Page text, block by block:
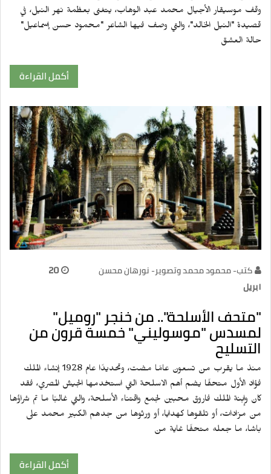
وقف موسيقار الأجيال محمد عبد الوهاب، يتغنى بعظمة نهر النيل، في
قصيدة "النيل الخالد"، والتي وصف فيها الشاعر "محمود حسن إسماعيل"
حالة العشق
أكمل القراءة
كتب- محمود محمد وتصوير- نورهان محسن
20
ابريل
"متحف الأسلحة".. من خنجر "روميل"
لمسدس "موسوليني" خمسة قرون من
التسليح
منذ ما يقرب من تسعون عامًا مضت، وتحديدًا عام 1928 إنشاء الملك
فؤاد الأول متحفًا يضم أهم الاسلحة التي استخدمها الجيش المصري، فقد
كان وإبنة الملك فاروق محبين لجمع واقتناء الأسلحة، والتي غالبًا ما تم شراؤها
من مزادات، أو تلقوها كهدايا، أو ورثوها من جدهم الكبير محمد على
باشا، ما جعله متحفًا غاية من
أكمل القراءة